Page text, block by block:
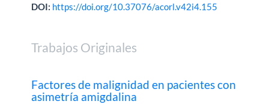
DOI: https://doi.org/10.37076/acorl.v42i4.155
Trabajos Originales
Factores de malignidad en pacientes con
asimetría amigdalina